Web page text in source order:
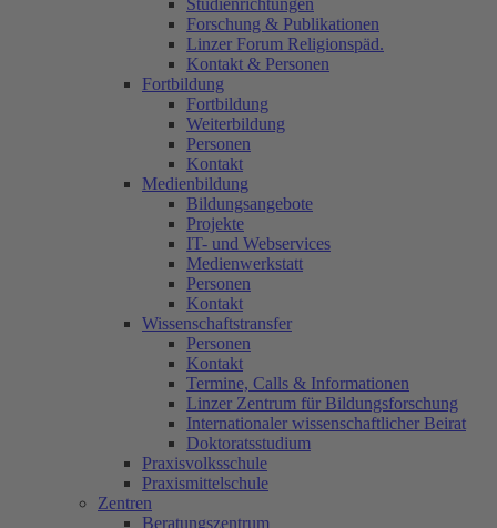
Forschung & Publikationen
Linzer Forum Religionspäd.
Kontakt & Personen
Fortbildung
Fortbildung
Weiterbildung
Personen
Kontakt
Medienbildung
Bildungsangebote
Projekte
IT- und Webservices
Medienwerkstatt
Personen
Kontakt
Wissenschaftstransfer
Personen
Kontakt
Termine, Calls & Informationen
Linzer Zentrum für Bildungsforschung
Internationaler wissenschaftlicher Beirat
Doktoratsstudium
Praxisvolksschule
Praxismittelschule
Zentren
Beratungszentrum